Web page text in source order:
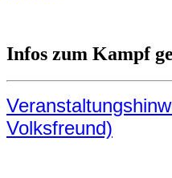
Infos zum Kampf
Volksfreund)